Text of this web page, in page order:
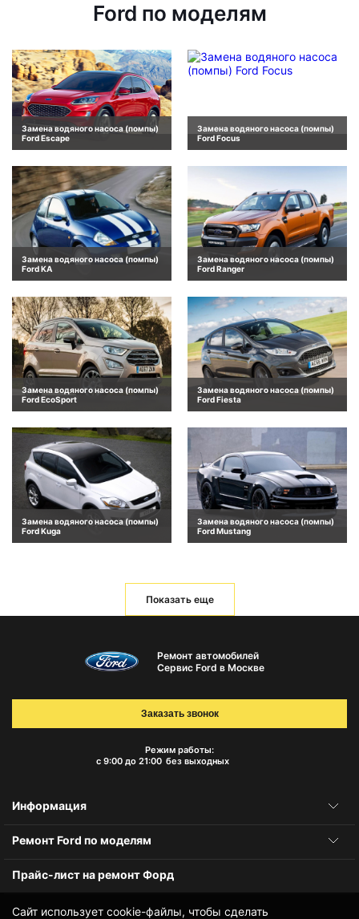
Ford по моделям
Замена водяного насоса (помпы)
Ford Escape
Замена водяного насоса (помпы)
Ford Focus
Замена водяного насоса (помпы)
Ford KA
Замена водяного насоса (помпы)
Ford Ranger
Замена водяного насоса (помпы)
Ford EcoSport
Замена водяного насоса (помпы)
Ford Fiesta
Замена водяного насоса (помпы)
Ford Kuga
Замена водяного насоса (помпы)
Ford Mustang
Показать еще
Сайт использует cookie-файлы, чтобы сделать
Ремонт автомобилей
Сервис Ford в Москве
Режим работы:
с 9:00 до 21:00 без выходных
Заказать звонок
Информация
Ремонт Ford по моделям
Прайс-лист на ремонт Форд